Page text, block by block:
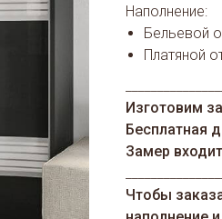
Наполнение:
Бельевой
Платяной
Изготовим
Бесплатная
Замер
Чтобы